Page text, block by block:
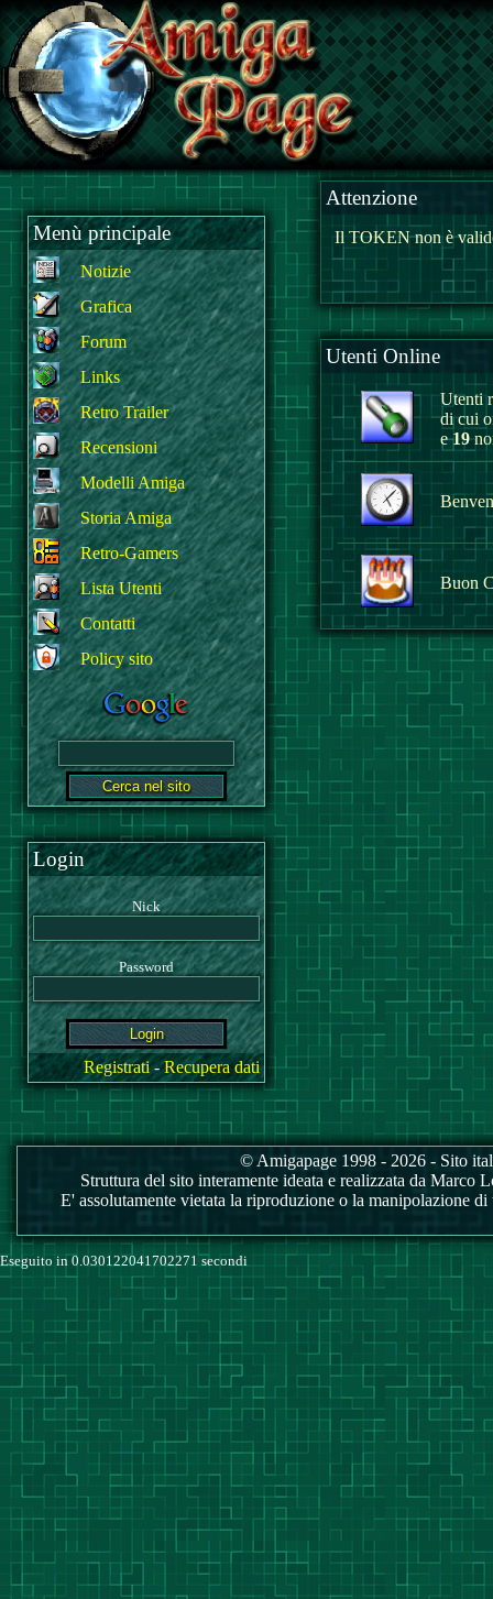
Menù principale
Notizie
Grafica
Forum
Links
Retro Trailer
Recensioni
Modelli Amiga
Storia Amiga
Retro-Gamers
Lista Utenti
Contatti
Policy sito
Login
Nick
Password
Registrati-Recupera dati
Attenzione
Il TOKEN non è
Utenti Online
Utenti
di cui
e19
Buon
© Amigapage 1998 - 2026 - Sito
Struttura del sito interamente ideata e realizzata da
E' assolutamente vietata la riproduzione o la manipolazione
Eseguito in 0.030122041702271 secondi